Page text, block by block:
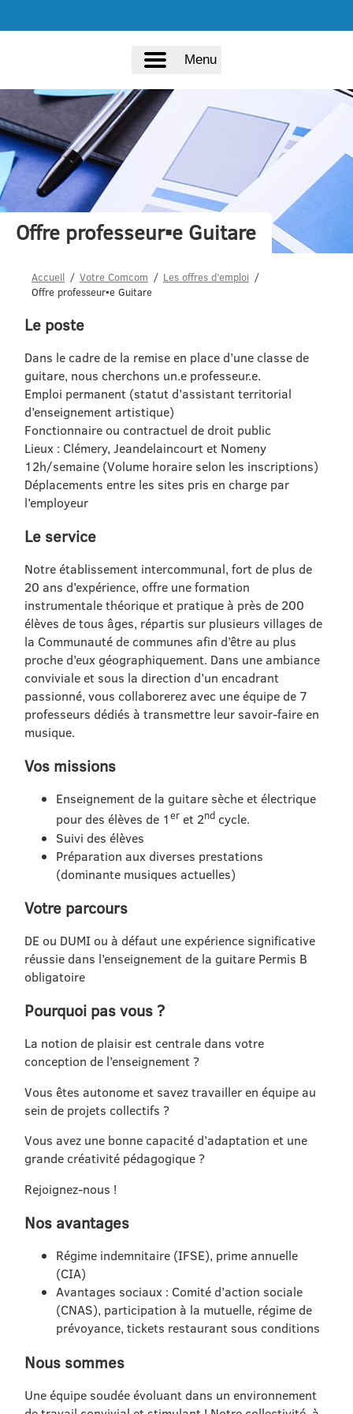
Menu
Offre professeur▪e Guitare
Accueil Votre Comcom
Les offres d’emploi
Offre professeur▪e Guitare
Le poste
Dans le cadre de la remise en place d’une classe de
guitare, nous cherchons un.e professeur.e.
Emploi permanent (statut d’assistant territorial
d’enseignement artistique)
Fonctionnaire ou contractuel de droit public
Lieux : Clémery, Jeandelaincourt et Nomeny
12h/semaine (Volume horaire selon les inscriptions)
Déplacements entre les sites pris en charge par
l’employeur
Le service
Notre établissement intercommunal, fort de plus de
20 ans d’expérience, offre une formation
instrumentale théorique et pratique à près de 200
élèves de tous âges, répartis sur plusieurs villages de
la Communauté de communes afin d’être au plus
proche d’eux géographiquement. Dans une ambiance
conviviale et sous la direction d’un encadrant
passionné, vous collaborerez avec une équipe de 7
professeurs dédiés à transmettre leur savoir-faire en
musique.
Vos missions
Enseignement de la guitare sèche et électrique
pour des élèves de 1er et 2nd cycle.
Suivi des élèves
Préparation aux diverses prestations
(dominante musiques actuelles)
Votre parcours
DE ou DUMI ou à défaut une expérience significative
réussie dans l’enseignement de la guitare Permis B
obligatoire
Pourquoi pas vous ?
La notion de plaisir est centrale dans votre
conception de l’enseignement ?
Vous êtes autonome et savez travailler en équipe au
sein de projets collectifs ?
Vous avez une bonne capacité d’adaptation et une
grande créativité pédagogique ?
Rejoignez-nous !
Nos avantages
Régime indemnitaire (IFSE), prime annuelle
(CIA)
Avantages sociaux : Comité d’action sociale
(CNAS), participation à la mutuelle, régime de
prévoyance, tickets restaurant sous conditions
Nous sommes
Une équipe soudée évoluant dans un environnement